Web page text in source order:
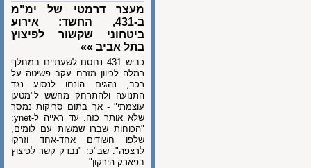
מעצר דרמטי של ימ"מ
ב-431, החשד: אירוע
ביטחוני שקשור לפיצוץ
בתל אביב »»
כביש 431 נחסם לשעתיים במחלף
רמלה לכיוון מזרח עקב פשיטה על
רכב, נהגים הונחו לנסוע נגד
התנועה ולהתרחק מחשש ל"מטען
עוצמתי" - אך בתום סריקות נמסר
שלא אותר כזה. עד ראייה ל-ynet:
"הכוחות שברו שמשות עם לומים,
שלפו חשודים אחד-אחד וזרקו
לרצפה". שב"כ: "נבדק קשר לפיצוץ
בפארק הירקון"